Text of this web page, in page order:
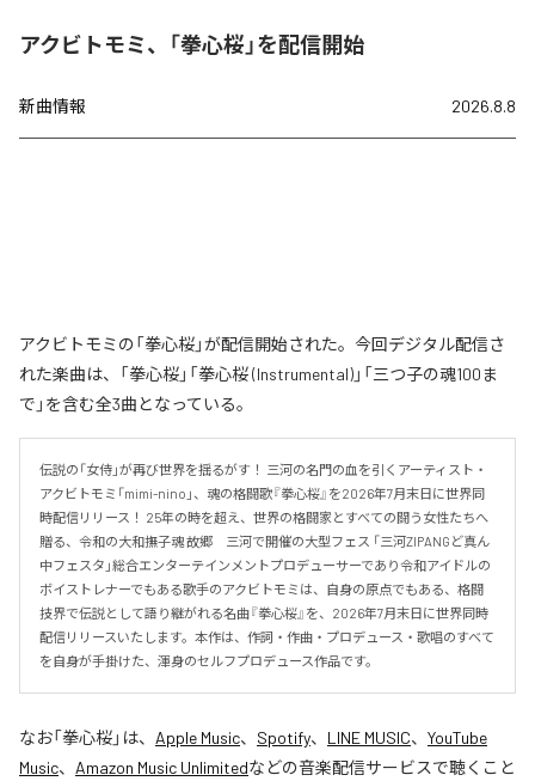
アクビトモミ、「拳心桜」を配信開始
新曲情報 2026.8.8
アクビトモミの「拳心桜」が配信開始された。今回デジタル配信さ
れた楽曲は、「拳心桜」「拳心桜 (Instrumental)」「三つ子の魂100ま
で」を含む全3曲となっている。
伝説の「女侍」が再び世界を揺るがす！ 三河の名門の血を引くアーティスト・
アクビトモミ「mimi-nino」、魂の格闘歌『拳心桜』を2026年7月末日に世界同
時配信リリース！ 25年の時を超え、世界の格闘家とすべての闘う女性たちへ
贈る、令和の大和撫子魂 故郷　三河で開催の大型フェス 「三河ZIPANGど真ん
中フェスタ」総合エンターテインメントプロデューサーであり令和アイドルの
ボイストレナーでもある歌手のアクビトモミは、自身の原点でもある、格闘
技界で伝説として語り継がれる名曲『拳心桜』を、2026年7月末日に世界同時
配信リリースいたします。本作は、作詞・作曲・プロデュース・歌唱のすべて
を自身が手掛けた、渾身のセルフプロデュース作品です。
なお「拳心桜」は、 Apple Music、 Spotify、 LINE MUSIC、 YouTube
Music、 Amazon Music Unlimitedなどの音楽配信サービスで聴くこと